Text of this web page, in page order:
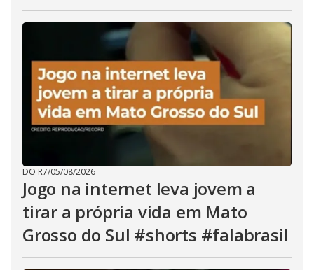
DO R7/05/08/2026
Jogo na internet leva jovem a
tirar a própria vida em Mato
Grosso do Sul #shorts #falabrasil